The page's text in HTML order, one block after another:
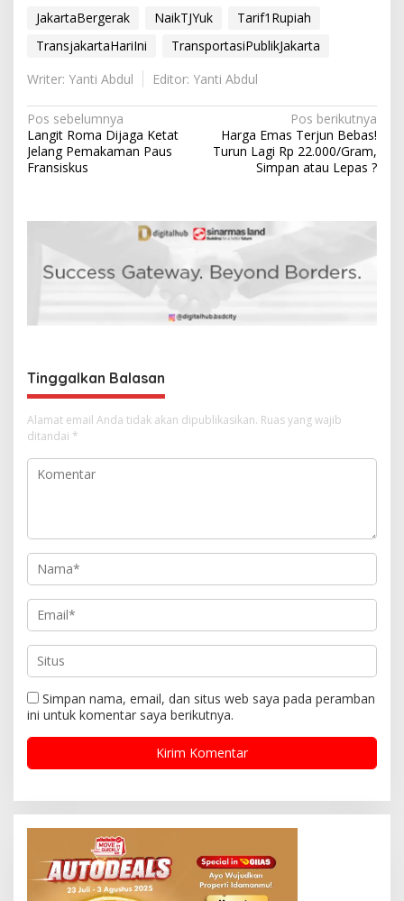
JakartaBergerak NaikTJYuk
Tarif1Rupiah
TransjakartaHariIni
TransportasiPublikJakarta
Writer: Yanti Abdul
Editor: Yanti Abdul
N
a
v
g
p
s
Pos sebelumnya
Langit Roma Dijaga Ketat
Jelang Pemakaman Paus
Fransiskus
Pos berikutnya
Harga Emas Terjun Bebas!
Turun Lagi Rp 22.000/Gram,
Simpan atau Lepas ?
Tinggalkan Balasan
Alamat email Anda tidak akan dipublikasikan. Ruas yang wajib
ditandai *
Simpan nama, email, dan situs web saya pada peramban
ini untuk komentar saya berikutnya.